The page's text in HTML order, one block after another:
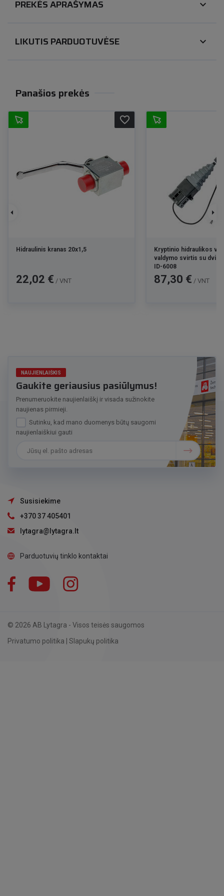
PREKĖS APRAŠYMAS expand_more
LIKUTIS PARDUOTUVĖSE expand_more
Panašios prekės
Hidraulinis kranas 20x1,5
Kaina
22,02 € / VNT
favorite_border
Kryptinio hidraulikos
valdymo svirtis su
ID-6008
Kaina
87,30 € / VNT
NAUJIENLAIŠKIS
Gaukite geriausius pasiūlymus!
Prenumeruokite naujienlaiškį ir visada sužinokite
naujienas pirmieji.
Sutinku, kad mano duomenys būtų saugomi
naujienlaiškiui gauti
Susisiekime
+370 37 405401
lytagra@lytagra.lt
Parduotuvių tinklo kontaktai
Facebook YouTube
© 2026 AB Lytagra - Visos teisės saugomos
Privatumo politika
Slapukų politika